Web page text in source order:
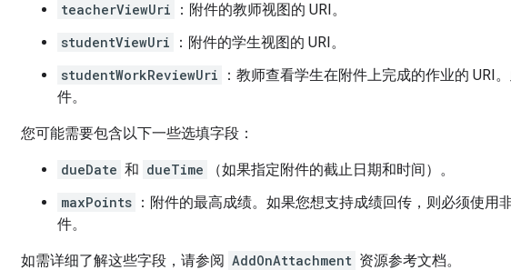
teacherViewUri
：附件的教师视图的 URI。
studentViewUri
：附件的学生视图的 URI。
studentWorkReviewUri
：教师查看学生在附件上完成的作业的 URI
件。
您可能需要包含以下一些选填字段：
dueDate 和 dueTime
（如果指定附件的截止日期和时间）。
maxPoints ：附件的最高成绩。如果您想支持成绩回传，则必须使用
件。
如需详细了解这些字段，请参阅 AddOnAttachment 资源参考文档。